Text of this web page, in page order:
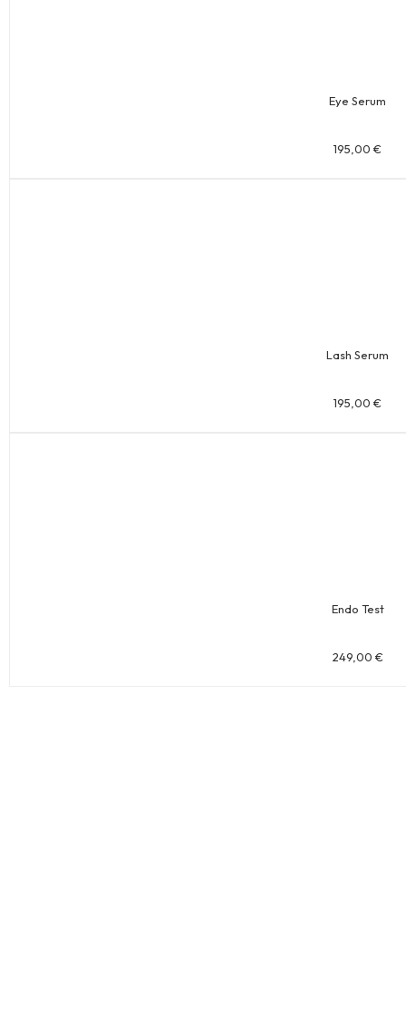
Eye Serum
195,00 €
Lash Serum
195,00 €
Endo Test
249,00 €